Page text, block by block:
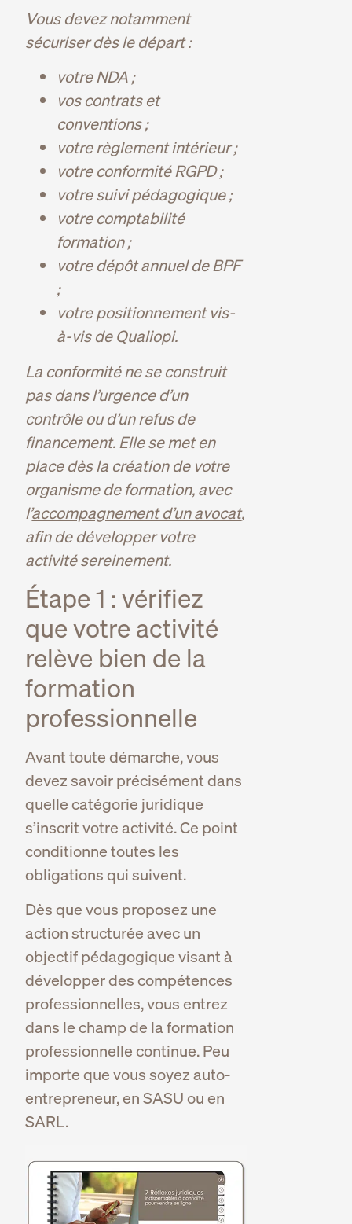
Vous devez notamment
sécuriser dès le départ :
votre NDA ;
vos contrats et
conventions ;
votre règlement intérieur ;
votre conformité RGPD ;
votre suivi pédagogique ;
votre comptabilité
formation ;
votre dépôt annuel de BPF
;
votre positionnement vis-
à-vis de Qualiopi.
La conformité ne se construit
pas dans l’urgence d’un
contrôle ou d’un refus de
financement. Elle se met en
place dès la création de votre
organisme de formation, avec
l’accompagnement d’un avocat,
afin de développer votre
activité sereinement.
Étape 1 : vérifiez
que votre activité
relève bien de la
formation
professionnelle
Avant toute démarche, vous
devez savoir précisément dans
quelle catégorie juridique
s’inscrit votre activité. Ce point
conditionne toutes les
obligations qui suivent.
Dès que vous proposez une
action structurée avec un
objectif pédagogique visant à
développer des compétences
professionnelles, vous entrez
dans le champ de la formation
professionnelle continue. Peu
importe que vous soyez auto-
entrepreneur, en SASU ou en
SARL.